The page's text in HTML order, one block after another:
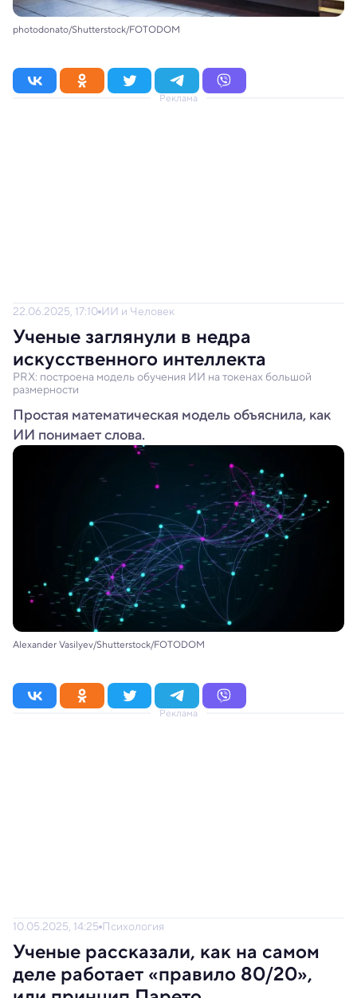
photodonato/Shutterstock/FOTODOM
Реклама
22.06.2025, 17:10 ИИ и Человек
Ученые заглянули в недра
искусственного интеллекта
PRX: построена модель обучения ИИ на токенах большой
размерности
Простая математическая модель объяснила, как
ИИ понимает слова.
Alexander Vasilyev/Shutterstock/FOTODOM
Реклама
10.05.2025, 14:25 Психология
Ученые рассказали, как на самом
деле работает «правило 80/20»,